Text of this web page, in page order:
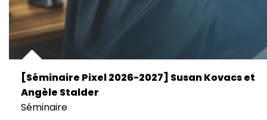
[Séminaire Pixel 2026-2027] Susan Kovacs et
Angèle Stalder
Séminaire